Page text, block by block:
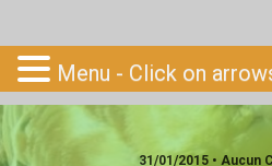
Go-
31/01/2015 • Aucun
Menu - Click on